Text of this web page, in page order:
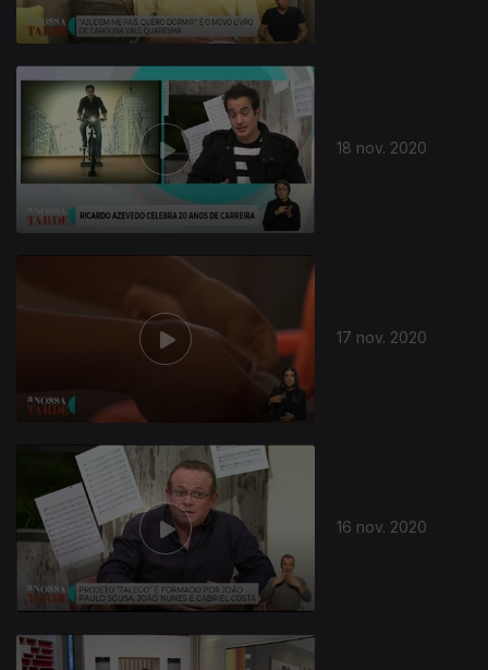
18 nov. 2020
17 nov. 2020
16 nov. 2020